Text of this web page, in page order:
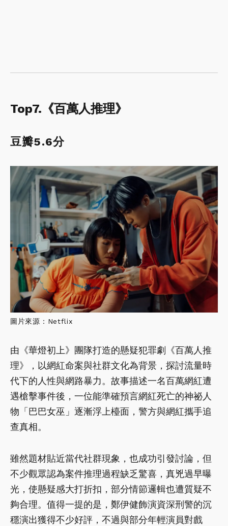
Top7.《百萬人推理》
豆瓣5.6分
圖片來源：Netflix
由《華燈初上》團隊打造的懸疑犯罪劇《百萬人推
理》，以網紅命案與社群文化為背景，探討流量時
代下的人性與網路暴力。故事描述一名百萬網紅遭
遇槍擊事件後，一位能準確預言網紅死亡的神祕人
物「巴巴女巫」逐漸浮上檯面，警方與網紅攜手追
查真相。
雖然題材貼近當代社群現象，也成功引發討論，但
不少觀眾認為案件推理過程缺乏驚喜，真兇過早曝
光，使懸疑感大打折扣，部分情節邏輯也遭質疑不
夠合理。值得一提的是，鄭伊健飾演資深刑警的沉
穩演出獲得不少好評，不過與部分年輕演員對戲